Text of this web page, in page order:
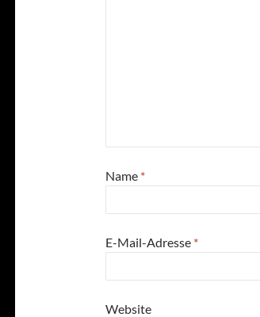
Name *
E-Mail-Adresse *
Website